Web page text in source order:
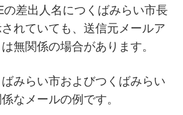
の差出人名につくばみらい市長
れていても、送信元メールア
無関係の場合があります。
みらい市およびつくばみらい
なメールの例です。